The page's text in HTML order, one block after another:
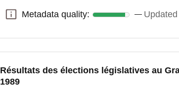
Metadata quality:
Metadata quality:
Résultats des élections législatives au
1989